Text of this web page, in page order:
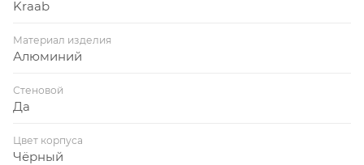
Kraab
Материал изделия
Алюминий
Стеновой
Да
Цвет корпуса
Чёрный